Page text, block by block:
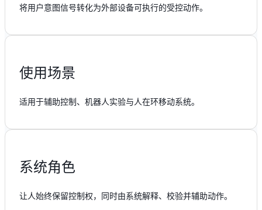
将用户意图信号转化为外部设备可执行的受控动作。
使用场景
适用于辅助控制、机器人实验与人在环移动系统。
系统角色
让人始终保留控制权，同时由系统解释、校验并辅助动作。